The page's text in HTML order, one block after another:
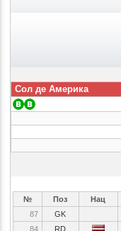
Сол де Америка
№ Поз Нац
87
GK
84
RD